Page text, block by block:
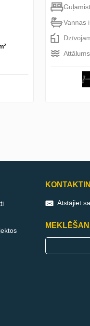
Vannas
Atstājiet